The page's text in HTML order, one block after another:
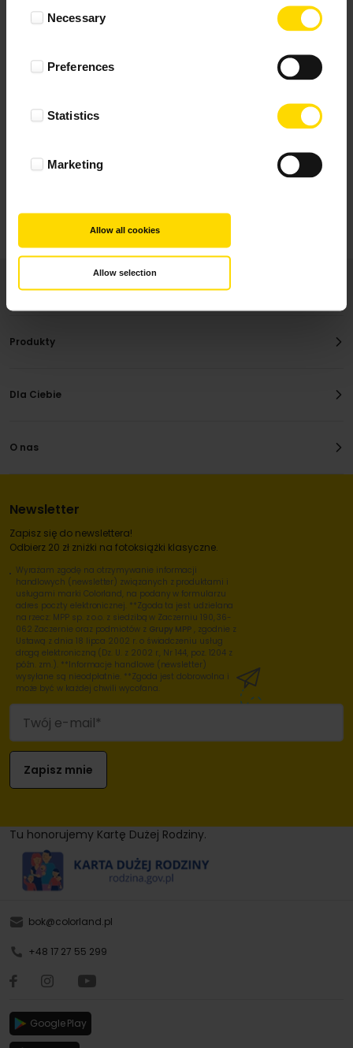
SelectionNecessary
Preferences
Statistics
Marketing
Allow all cookies
Allow selection
Najbardziej pomocne oceny, które doradzą Ci
Produkty
Dla Ciebie
O nas
Newsletter
Zapisz się do newslettera!
Odbierz 20 zł zniżki na fotoksiążki klasyczne.
Wyrażam zgodę na otrzymywanie informacji
handlowych (newsletter) związanych z produktami i
usługami marki Colorland, na podany w formularzu
adres poczty elektronicznej. **Zgoda ta jest udzielana
na rzecz: MPP sp. z o.o. z siedzibą w Zaczerniu 190, 36-
062 Zaczernie oraz podmiotów z Grupy MPP , zgodnie z
Ustawą z dnia 18 lipca 2002 r. o świadczeniu usług
drogą elektroniczną (Dz. U. z 2002 r., Nr 144, poz. 1204 z
późn. zm.). **Informacje handlowe (newsletter)
wysyłane są nieodpłatnie. **Zgoda jest dobrowolna i
może być w każdej chwili wycofana.
Tu honorujemy Kartę Dużej Rodziny.
bok@colorland.pl
+48 17 27 55 299
Google Play